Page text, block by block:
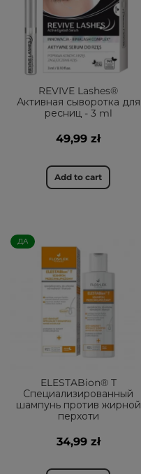
REVIVE Lashes®
Активная сыворотка для
ресниц - 3 ml
49,99 zł
Add to cart
ДА
ELESTABion® T
Специализированный
шампунь против жирной
перхоти
34,99 zł